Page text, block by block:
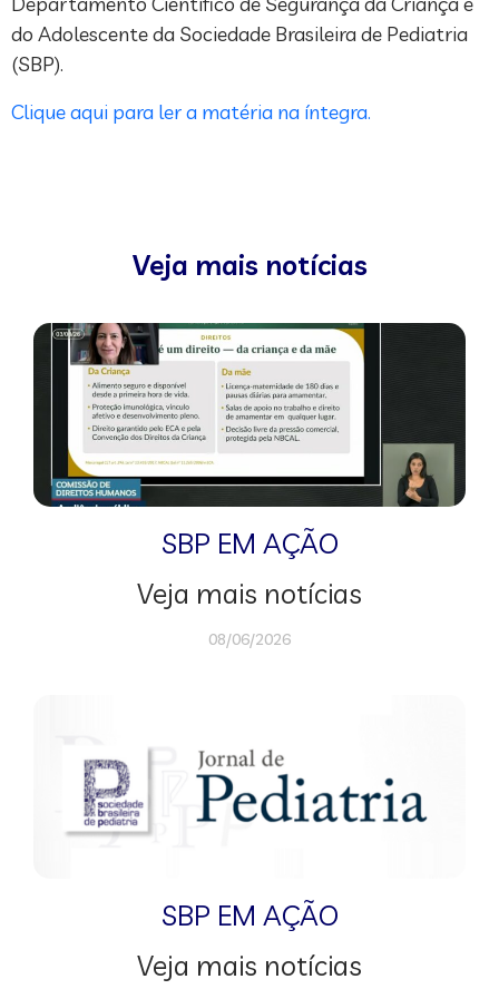
do Adolescente da Sociedade Brasileira de Pediatria
(SBP).
Clique aqui para ler a matéria na íntegra.
Veja mais notícias
SBP EM AÇÃO
Veja mais notícias
08/06/2026
SBP EM AÇÃO
Veja mais notícias